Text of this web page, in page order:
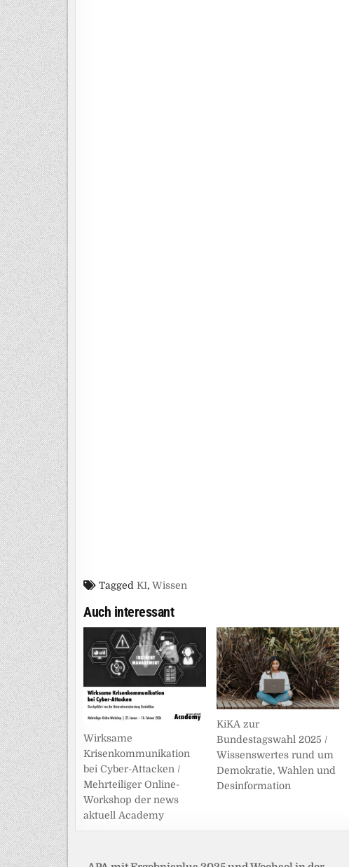
Tagged KI, Wissen
Auch interessant
Wirksame
Krisenkommunikation
bei Cyber-Attacken /
Mehrteiliger Online-
Workshop der news
aktuell Academy
KiKA zur
Bundestagswahl 2025 /
Wissenswertes rund um
Demokratie, Wahlen und
Desinformation